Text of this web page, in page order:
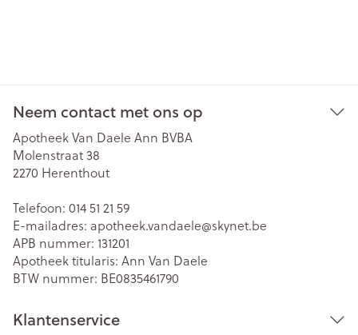
Neem contact met ons op
Apotheek Van Daele Ann BVBA
Molenstraat 38
2270 Herenthout
Telefoon: 014 51 21 59
E-mailadres: apotheek.vandaele@skynet.be
APB nummer: 131201
Apotheek titularis: Ann Van Daele
BTW nummer: BE0835461790
Klantenservice